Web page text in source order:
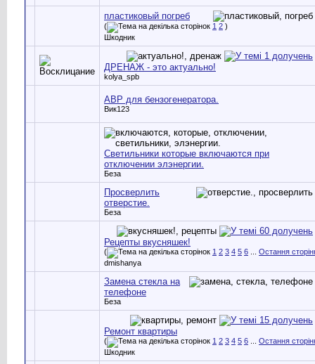
пластиковый погреб
( 1 2 )
Шкодник
ДРЕНАЖ - это актуально!
kolya_spb
АВР для бензогенератора.
Вик123
Светильники которые включаются при
отключении элэнергии.
Беза
Просверлить
отверстие.
Беза
Рецепты вкусняшек!
( 1 2 3 4 5 6
Остання
dmishanya
Замена стекла на
телефоне
Беза
Ремонт квартиры
( 1 2 3 4 5 6
Остання
Шкодник